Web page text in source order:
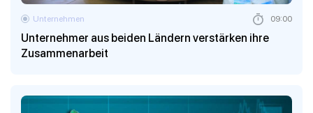
Unternehmer aus beiden Ländern verstärken ihre
Zusammenarbeit
Unternehmen 09:00